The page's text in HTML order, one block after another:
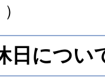
日につい